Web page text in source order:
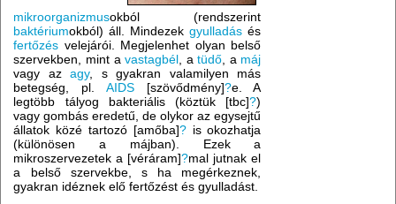
mikroorganizmusokból (rendszerint
baktériumokból) áll. Mindezekgyulladás és
fertőzés velejárói. Megjelenhet olyan belső
szervekben, mint avastagbél , atüdő , a máj
vagy azagy, s gyakran valamilyen más
betegség, pl. AIDS[szövődmény]?e. A
legtöbb tályog bakteriális (köztük [tbc]?)
vagy gombás eredetű, de olykor az egysejtű
állatok közé tartozó [amőba]?is okozhatja
(különösen a májban). Ezek a
mikroszervezetek a [véráram]?mal jutnak el
a belső szervekbe, s ha megérkeznek,
gyakran idéznek elő fertőzést és gyulladást.